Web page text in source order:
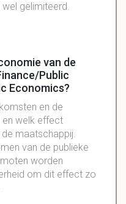
wel gelimiteerd.
van de
Public
Economics?
en de
en welk effect
maatschappij.
van de publieke
worden
om dit effect zo